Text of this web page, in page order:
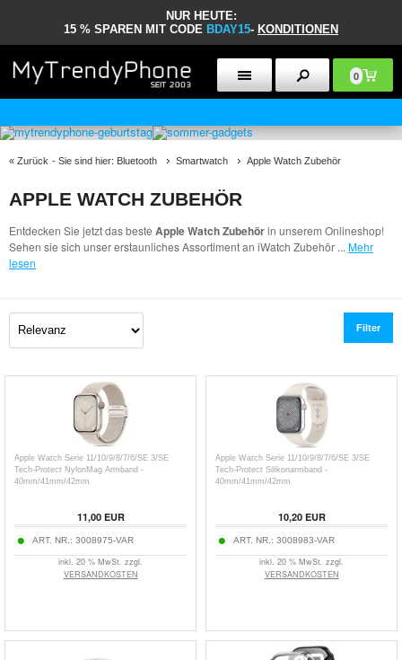
NUR HEUTE:
15 % SPAREN MIT CODE BDAY15- KONDITIONEN
0
« Zurück - Sie sind hier: Bluetooth Smartwatch Apple Watch Zubehör
APPLE WATCH ZUBEHÖR
Entdecken Sie jetzt das beste Apple Watch Zubehörin unserem Onlineshop!
Sehen sie sich unser erstaunliches Assortiment an iWatch Zubehör ... Mehr
lesen
Filter
Apple Watch Serie 11/10/9/8/7/6/SE 3/SE
Tech-Protect NylonMag Armband -
40mm/41mm/42mm
11,00EUR
ART. NR.: 3008975-VAR
inkl. 20 % MwSt. zzgl.
VERSANDKOSTEN
Apple Watch Serie 11/10/9/8/7/6/SE 3/SE
Tech-Protect Silikonarmband -
40mm/41mm/42mm
10,20EUR
ART. NR.: 3008983-VAR
inkl. 20 % MwSt. zzgl.
VERSANDKOSTEN